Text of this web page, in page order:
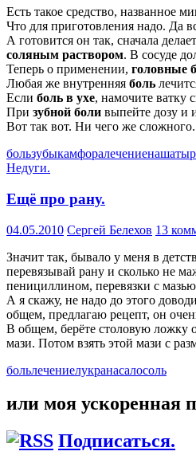
Есть такое средство, названное
Что для приготовления надо. Да
А готовится он так, сначала
соляным раствором. В сосуде
Теперь о применении, головные
Любая же внутренняя боль
Если боль в ухе, намочите ватку
При зубной боли выпейте дозу и
Вот так вот. Ни чего же
бользубыкамфоралечение
Недуги.
Ещё про рану.
04.05.2010 Сергей Белехов 13
Значит так, бывало у меня в
перевязывай рану и сколько не
пенициллином, перевязки с
А я скажу, не надо до этого
общем, предлагаю рецепт, он
В общем, берёте столовую ложку
мази. Потом взять этой мази с
больлечениелукранасалосоль
или моя ускоренная
Подписаться.